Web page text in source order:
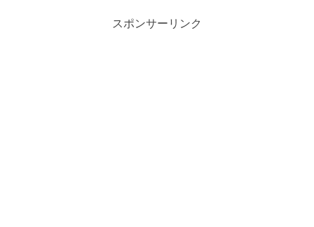
スポンサーリンク